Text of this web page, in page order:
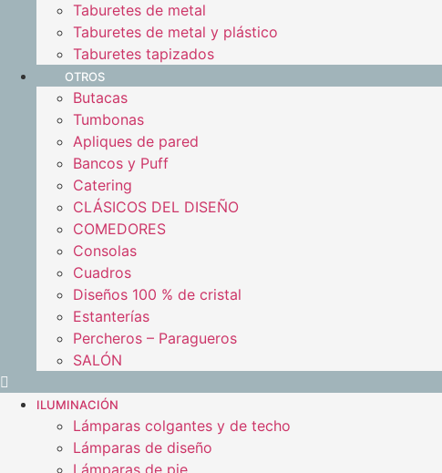
Taburetes de metal
Taburetes de metal y plástico
Taburetes tapizados
OTROS
Butacas
Tumbonas
Apliques de pared
Bancos y Puff
Catering
CLÁSICOS DEL DISEÑO
COMEDORES
Consolas
Cuadros
Diseños 100 % de cristal
Estanterías
Percheros – Paragueros
SALÓN
ILUMINACIÓN
Lámparas colgantes y de techo
Lámparas de diseño